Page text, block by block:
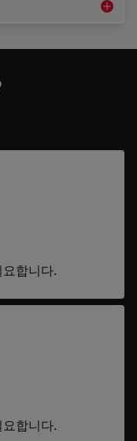
생명 과
합니다.
합니다.